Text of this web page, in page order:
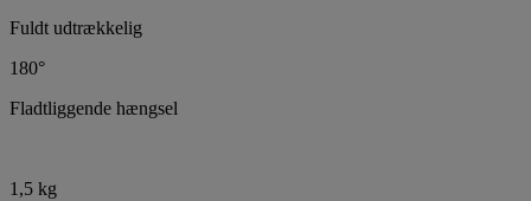
Fuldt udtrækkelig
180°
Fladtliggende hængsel
1,5 kg